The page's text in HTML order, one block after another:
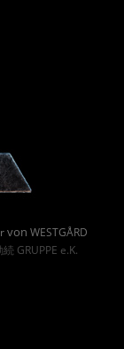
von WESTGÅRD
GRUPPE e.K.